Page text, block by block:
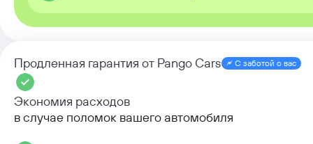
Продленная гарантия от Pango Cars С заботой о вас
Экономия расходов
в случае поломок вашего автомобиля